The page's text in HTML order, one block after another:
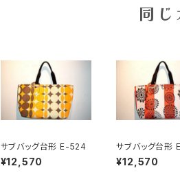
同
サブバッグ台形 E-524
¥12,570
サブバッグ台形
¥12,570